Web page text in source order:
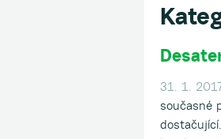
31. 1.
současné